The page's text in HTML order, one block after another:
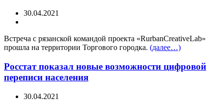
30.04.2021
Встреча с рязанской командой проекта «RurbanCreativeLab»
прошла на территории Торгового городка. (далее…)
Росстат показал новые возможности цифровой
переписи населения
30.04.2021